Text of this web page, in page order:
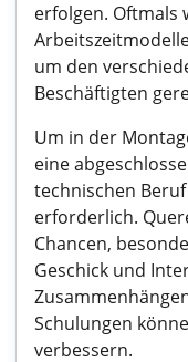
erfolgen. Oftmals
um den
Beschäftigten
Um in der
eine
technischen
erforderlich.
Chancen,
Geschick und
Schulungen
verbessern.